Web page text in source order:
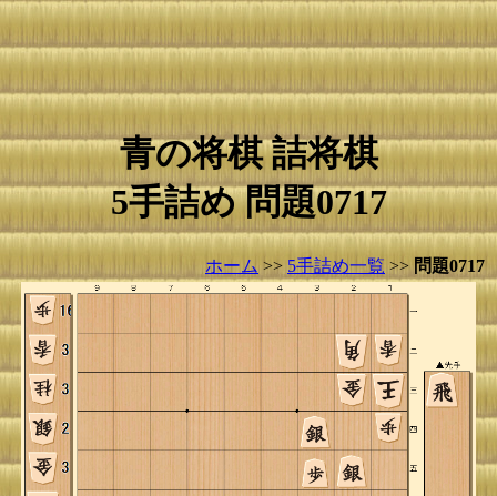
青の将棋 詰将棋
5手詰め 問題0717
ホーム >> 5手詰め一覧 >> 問題0717